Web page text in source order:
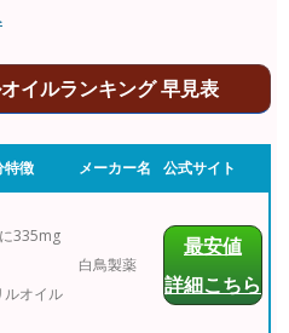
イルランキング 早見表
特徴 メーカー名 公式サイト
335mg
ルオイル
白鳥製薬
最安値
詳細こちら